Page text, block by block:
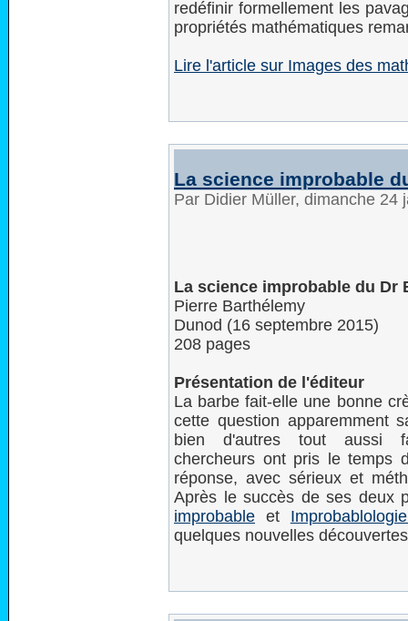
redéfinir formellement les
propriétés mathématiques
Lire l'article sur Images des
La science improbable
Par Didier Müller, dimanche 24
La science improbable du Dr
Pierre Barthélemy
Dunod (16 septembre 2015)
208 pages
Présentation de l'éditeur
La barbe fait-elle une bonne
cette question apparemment
bien d'autres tout aussi
chercheurs ont pris le temps
réponse, avec sérieux et
Après le succès de ses deux
improbable et
quelques nouvelles